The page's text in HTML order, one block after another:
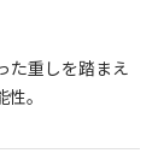
た重しを踏まえ
。